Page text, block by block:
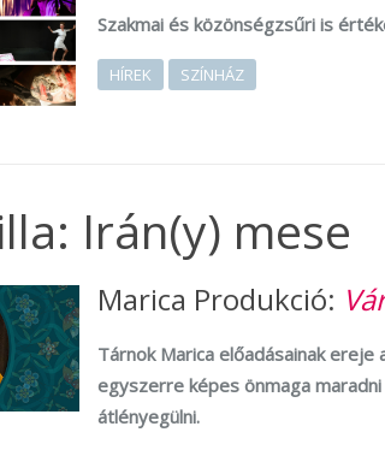
Szakmai és közönségzsűri is
HÍREK SZÍNHÁZ
Irán(y) mese
Marica Produkció:
Tárnok Marica előadásainak
egyszerre képes önmaga
átlényegülni.